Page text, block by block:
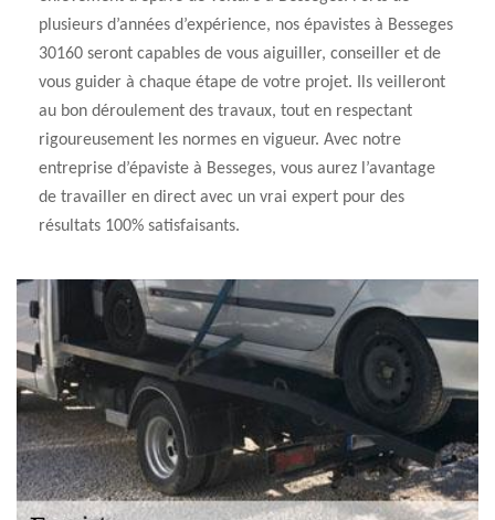
plusieurs d’années d’expérience, nos épavistes à Besseges
30160 seront capables de vous aiguiller, conseiller et de
vous guider à chaque étape de votre projet. Ils veilleront
au bon déroulement des travaux, tout en respectant
rigoureusement les normes en vigueur. Avec notre
entreprise d’épaviste à Besseges, vous aurez l’avantage
de travailler en direct avec un vrai expert pour des
résultats 100% satisfaisants.